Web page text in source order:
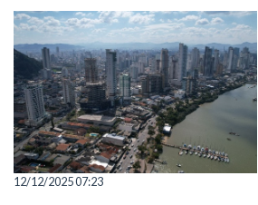
12/12/2025 07:23